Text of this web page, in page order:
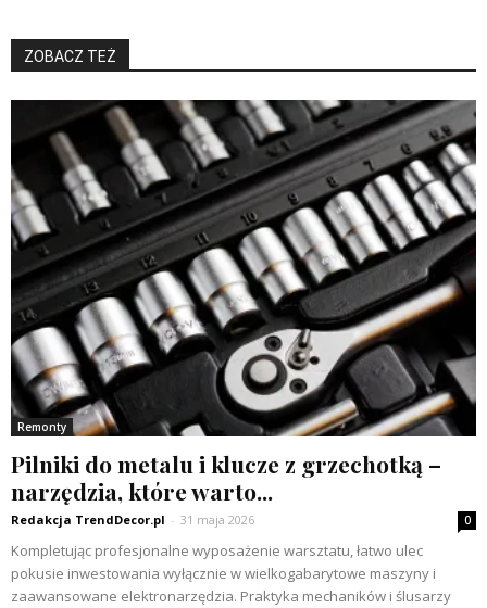
ZOBACZ TEŻ
Remonty
Pilniki do metalu i klucze z grzechotką –
narzędzia, które warto...
Redakcja TrendDecor.pl - 31 maja 2026 0
Kompletując profesjonalne wyposażenie warsztatu, łatwo ulec
pokusie inwestowania wyłącznie w wielkogabarytowe maszyny i
zaawansowane elektronarzędzia. Praktyka mechaników i ślusarzy